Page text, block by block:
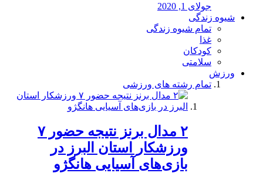
جولای 1, 2020
شیوه زندگی
تمام شیوه زندگی
غذا
کودکان
سلامتی
ورزش
تمام رشته های ورزشی
۲ مدال برنز نتیجه حضور ۷
ورزشکار استان البرز در
بازی‌های آسیایی هانگژو